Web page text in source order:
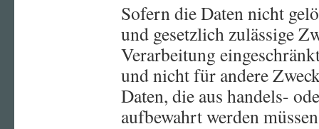
Sofern die Daten nicht
und gesetzlich zulässige
Verarbeitung
und nicht für andere
Daten, die aus handels-
aufbewahrt werden